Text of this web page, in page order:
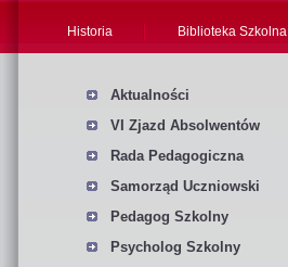
Historia Biblioteka Szkolna
Aktualności
VI Zjazd Absolwentów
Rada Pedagogiczna
Samorząd Uczniowski
Pedagog Szkolny
Psycholog Szkolny